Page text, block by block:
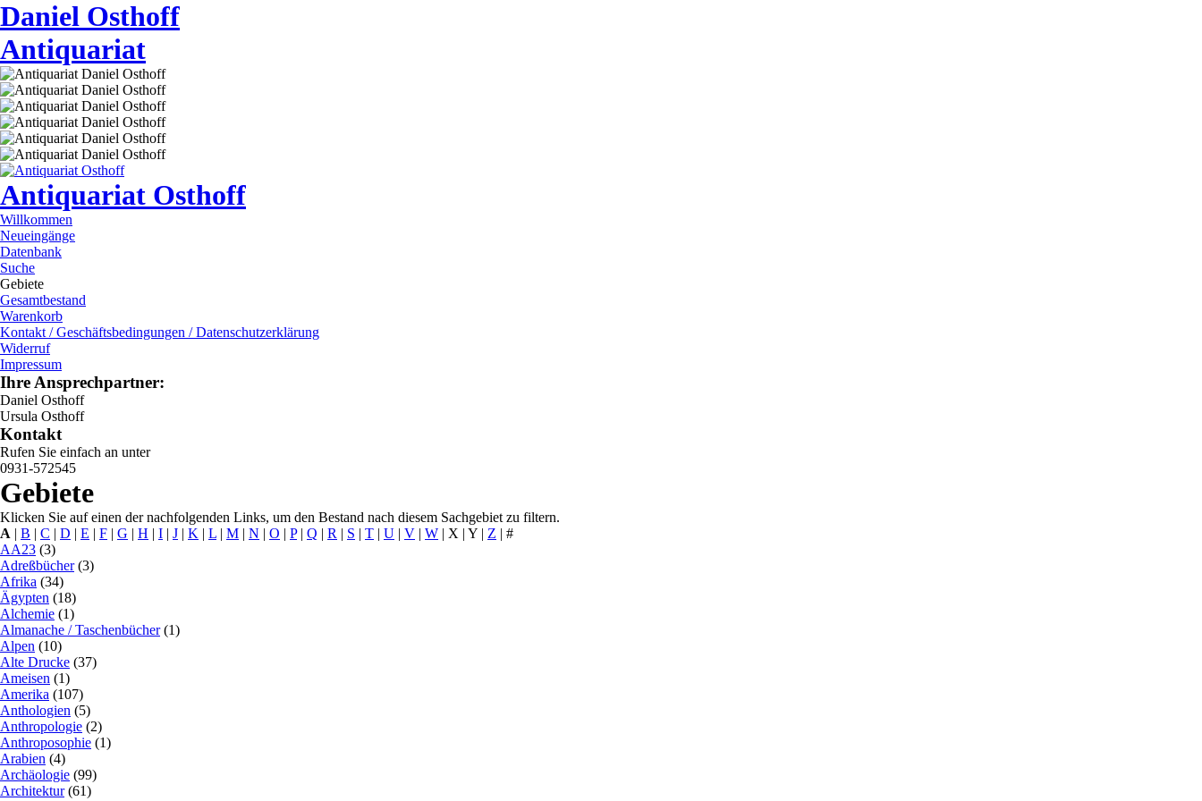
Daniel Osthoff
Antiquariat
Antiquariat Osthoff
Willkommen
Neueingänge
Datenbank
Suche
Gebiete
Gesamtbestand
Warenkorb
Kontakt / Geschäftsbedingungen / Datenschutzerklärung
Widerruf
Impressum
Ihre Ansprechpartner:
Daniel Osthoff
Ursula Osthoff
Kontakt
Rufen Sie einfach an unter
0931-572545
Gebiete
Klicken Sie auf einen der nachfolgenden Links, um den Bestand nach diesem Sachgebiet zu filtern.
A | B | C | D | E | F | G | H | I | J | K | L | M | N | O | P| Q | R | S | T | U | V | W | X | Y | Z | #
AA23 (3)
Adreßbücher (3)
Afrika (34)
Ägypten (18)
Alchemie (1)
Almanache / Taschenbücher (1)
Alpen (10)
Alte Drucke (37)
Ameisen (1)
Amerika (107)
Anthologien (5)
Anthropologie (2)
Anthroposophie (1)
Arabien (4)
Archäologie (99)
Architektur (61)